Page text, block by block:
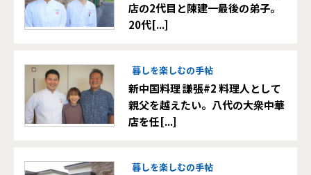
店の2代目と陳建一最後の弟子。
20代[...]
暮しを楽しむの手帖
新中国料理 謙張#2 料理人として
親父を越えたい。八代の大衆中華
店を任[...]
暮しを楽しむの手帖